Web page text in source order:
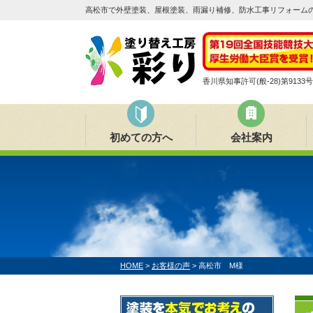
高松市で外壁塗装、屋根塗装、雨漏り補修、防水工事リフォー
香川県知事許可(般-28)第9133号
初めての方へ 会社案内
HOME > お客様の声 > 高松市 M様